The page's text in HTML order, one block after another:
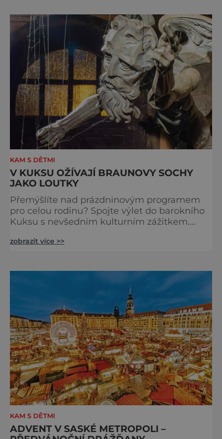
KAM S DĚTMI
V KUKSU OŽÍVAJÍ BRAUNOVY SOCHY
JAKO LOUTKY
Přemýšlíte nad prázdninovým programem
pro celou rodinu? Spojte výlet do barokního
Kuksu s nevšedním kulturním zážitkem.
Comoedien-Hausu zve na stálou expozici
Matyáše Bernarda Brauna nejen z Kuksu.
Výstava Braunova socha loutkou představuje
padesát autorských loutek řezbáře a scénog
zobrazit více >>
KAM S DĚTMI
ADVENT V SASKÉ METROPOLI –